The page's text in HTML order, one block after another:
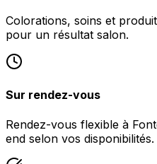
Colorations, soins et
pour un résultat salon.
Sur rendez-vous
Rendez-vous flexible à
end selon vos disponibilités.